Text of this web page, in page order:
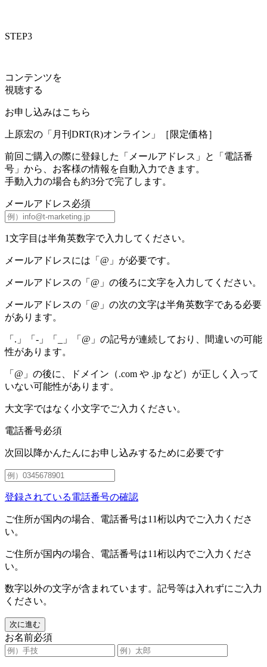
STEP3
コンテンツを
視聴する
お申し込みはこちら
上原宏の「月刊DRT(R)オンライン」［限定価格］
前回ご購入の際に登録した
「メールアドレス」と「電話番
号」から、 お客様の情報を自動入力できます。
手動入力の場合も約3分で完了します。
メールアドレス必須
1文字目は半角英数字で入力してください。
メールアドレスには「@」が必要です。
メールアドレスの「@」の後ろに文字を入力してください。
メールアドレスの「@」の次の文字は半角英数字である必要
があります。
「.」「-」「_」「@」の記号が連続しており、間違いの可能
性があります。
「@」の後に、ドメイン（.com や .jp など）が正しく入って
いない可能性があります。
大文字ではなく小文字でご入力ください。
電話番号必須
次回以降かんたんにお申し込みするために必要です
登録されている電話番号の確認
ご住所が国内の場合、電話番号は11桁以内でご入力くださ
い。
ご住所が国内の場合、電話番号は11桁以内でご入力くださ
い。
数字以外の文字が含まれています。記号等は入れずにご入力
ください。
次に進む
お名前必須